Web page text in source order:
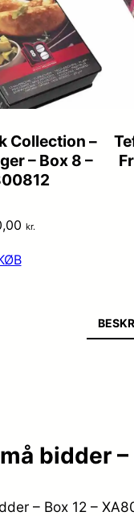
Collection –
– Box 8 –
kr.
bidder
– Box 12 –